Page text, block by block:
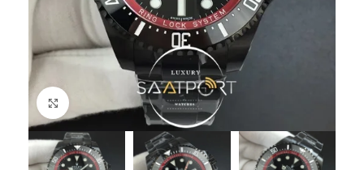
Büyütmek için tıklayın